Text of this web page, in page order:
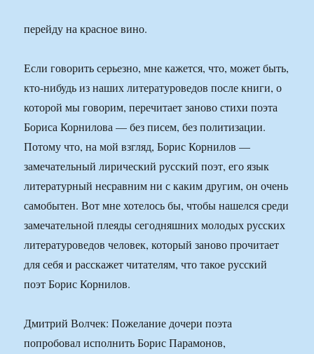
перейду на красное вино.
Если говорить серьезно, мне кажется, что, может быть,
кто-нибудь из наших литературоведов после книги, о
которой мы говорим, перечитает заново стихи поэта
Бориса Корнилова — без писем, без политизации.
Потому что, на мой взгляд, Борис Корнилов —
замечательный лирический русский поэт, его язык
литературный несравним ни с каким другим, он очень
самобытен. Вот мне хотелось бы, чтобы нашелся среди
замечательной плеяды сегодняшних молодых русских
литературоведов человек, который заново прочитает
для себя и расскажет читателям, что такое русский
поэт Борис Корнилов.
Дмитрий Волчек: Пожелание дочери поэта
попробовал исполнить Борис Парамонов,